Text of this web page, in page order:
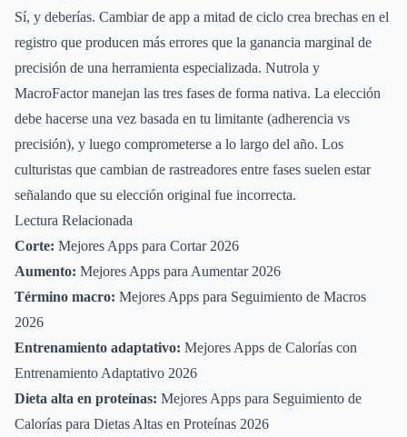
Sí, y deberías. Cambiar de app a mitad de ciclo crea brechas en el
registro que producen más errores que la ganancia marginal de
precisión de una herramienta especializada. Nutrola y
MacroFactor manejan las tres fases de forma nativa. La elección
debe hacerse una vez basada en tu limitante (adherencia vs
precisión), y luego comprometerse a lo largo del año. Los
culturistas que cambian de rastreadores entre fases suelen estar
señalando que su elección original fue incorrecta.
Lectura Relacionada
Corte: Mejores Apps para Cortar 2026
Aumento: Mejores Apps para Aumentar 2026
Término macro: Mejores Apps para Seguimiento de Macros
2026
Entrenamiento adaptativo: Mejores Apps de Calorías con
Entrenamiento Adaptativo 2026
Dieta alta en proteínas: Mejores Apps para Seguimiento de
Calorías para Dietas Altas en Proteínas 2026